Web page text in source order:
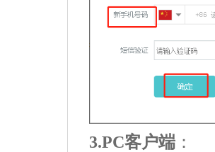
3.PC客户端：